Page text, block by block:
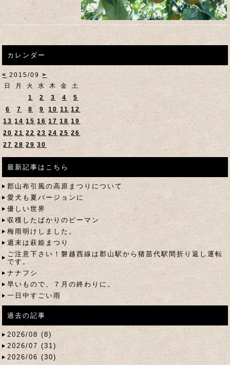
カレンダー
< 2015/09>
日
月 火 水 木 金
土
1
2 3 4
5
6
7 8 9 10 11 12
13 14 15 16 17 18 19
20 21 22 23 24 25 26
27 28 29 30
最新記事はこちら
郡山布引風の高原まつりについて
愛犬も夏バージョンに
優しい世界
収穫したばかりのピーマン
梅雨明けしました。
週末は萩姫まつり
ご注意下さい！磐越西線は郡山駅から猪苗代駅間折り返し運転
です。
ナナフシ
早いもので、７月の終わりに。
一日中すごい雨
過去の記事
2026/08 (8)
2026/07 (31)
2026/06 (30)